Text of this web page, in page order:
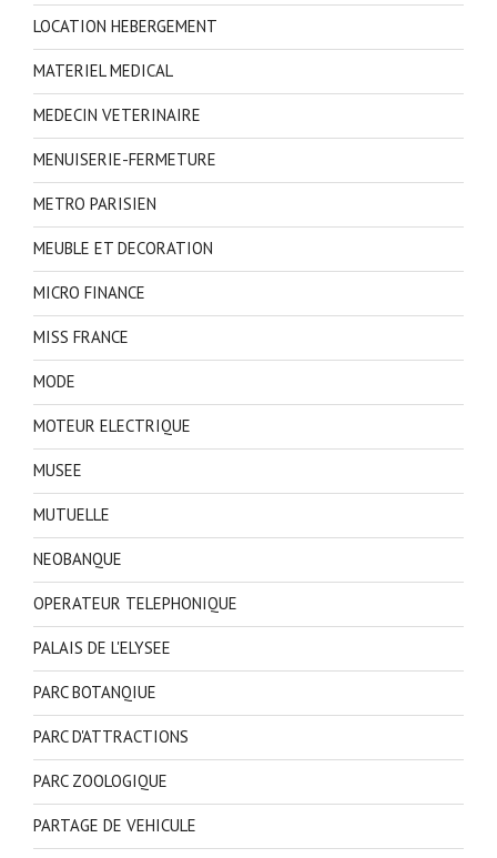
LOCATION HEBERGEMENT
MATERIEL MEDICAL
MEDECIN VETERINAIRE
MENUISERIE-FERMETURE
METRO PARISIEN
MEUBLE ET DECORATION
MICRO FINANCE
MISS FRANCE
MODE
MOTEUR ELECTRIQUE
MUSEE
MUTUELLE
NEOBANQUE
OPERATEUR TELEPHONIQUE
PALAIS DE L'ELYSEE
PARC BOTANQIUE
PARC D'ATTRACTIONS
PARC ZOOLOGIQUE
PARTAGE DE VEHICULE